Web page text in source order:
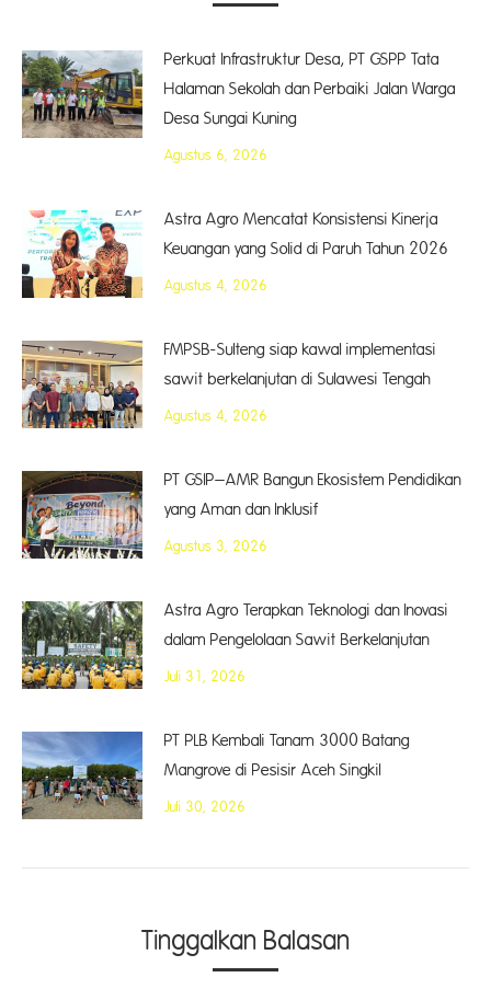
Perkuat Infrastruktur Desa, PT GSPP Tata
Halaman Sekolah dan Perbaiki Jalan Warga
Desa Sungai Kuning
Agustus 6, 2026
Astra Agro Mencatat Konsistensi Kinerja
Keuangan yang Solid di Paruh Tahun 2026
Agustus 4, 2026
FMPSB-Sulteng siap kawal implementasi
sawit berkelanjutan di Sulawesi Tengah
Agustus 4, 2026
PT GSIP–AMR Bangun Ekosistem Pendidikan
yang Aman dan Inklusif
Agustus 3, 2026
Astra Agro Terapkan Teknologi dan Inovasi
dalam Pengelolaan Sawit Berkelanjutan
Juli 31, 2026
PT PLB Kembali Tanam 3000 Batang
Mangrove di Pesisir Aceh Singkil
Juli 30, 2026
Tinggalkan Balasan